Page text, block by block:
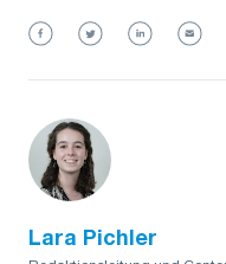
Lara Pichler